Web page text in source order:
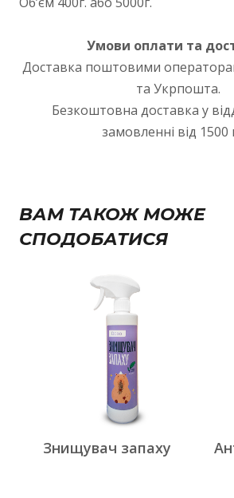
Умови оплати та
Доставка поштовими
та Укрпошта.
Безкоштовна доставка у
замовленні від 1500
ВАМ ТАКОЖ МОЖЕ
СПОДОБАТИСЯ
Знищувач запаху